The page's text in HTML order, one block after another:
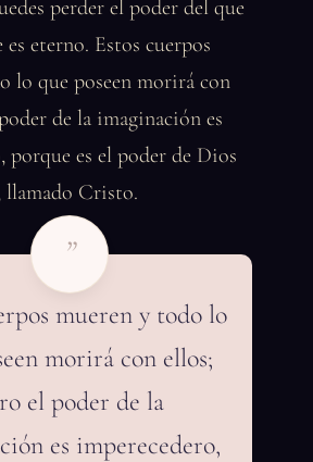
perder el poder del que
eterno. Estos cuerpos
lo que poseen morirá con
de la imaginación es
porque es el poder de Dios
llamado Cristo.
”
mueren y todo lo
morirá con ellos;
el poder de la
es imperecedero,